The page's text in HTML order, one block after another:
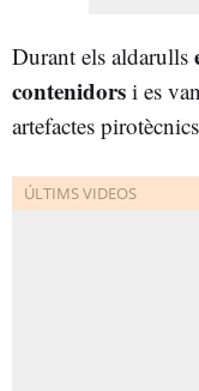
Durant els aldarulls
contenidors i es
artefactes